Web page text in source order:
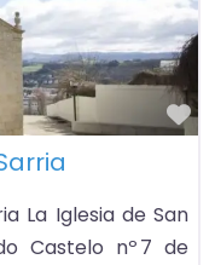
La Iglesia de San
Castelo nº 7 de